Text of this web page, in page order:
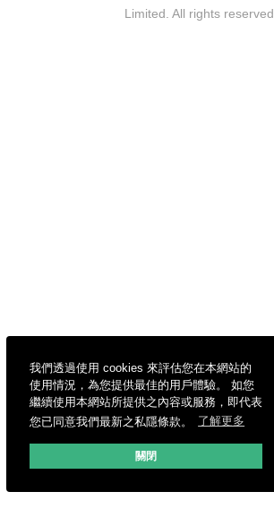
我們透過使用 cookies 來評估您在本網站的
使用情況，為您提供最佳的用戶體驗。 如您
繼續使用本網站所提供之內容或服務，即代表
您已同意我們最新之私隱條款。
了解更多
關閉
Limited. All rights reserved.